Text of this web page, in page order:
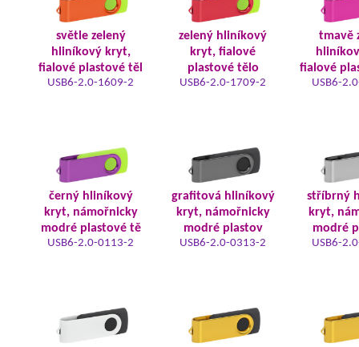
světle zelený
hliníkový kryt,
fialové plastové těl
USB6-2.0-1609-2
zelený hliníkový
kryt, fialové
plastové tělo
USB6-2.0-1709-2
tmavě
fialové
USB6-
černý hliníkový
kryt, námořnicky
modré plastové tě
USB6-2.0-0113-2
grafitová hliníkový
kryt, námořnicky
modré plastov
USB6-2.0-0313-2
stříbrný
kryt,
modré
USB6-